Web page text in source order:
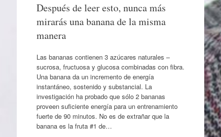
Después de leer esto, nunca más
mirarás una banana de la misma
manera
Las bananas contienen 3 azúcares naturales –
sucrosa, fructuosa y glucosa combinadas con fibra.
Una banana da un incremento de energía
instantáneo, sostenido y substancial. La
investigación ha probado que sólo 2 bananas
proveen suficiente energía para un entrenamiento
fuerte de 90 minutos. No es de extrañar que la
banana es la fruta #1 de…